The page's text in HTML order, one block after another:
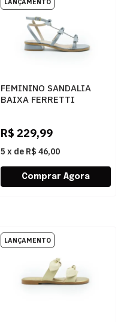
FEMININO SANDALIA
BAIXA FERRETTI
R$ 229,99
5 x de R$ 46,00